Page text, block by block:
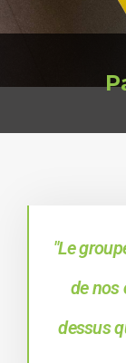
"Le
de nos
dessus